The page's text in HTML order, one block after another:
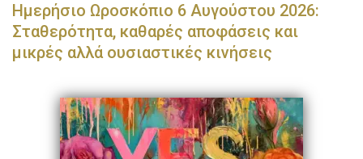
Ημερήσιο Ωροσκόπιο 6 Αυγούστου 2026:
Σταθερότητα, καθαρές αποφάσεις και
μικρές αλλά ουσιαστικές κινήσεις